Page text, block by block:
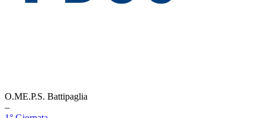
O.ME.P.S. Battipaglia
–